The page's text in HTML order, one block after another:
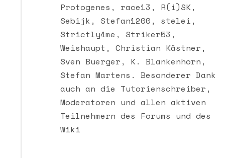
Protogenes, race13, R(i)SK,
Sebijk, Stefan1200, stelei,
Strictly4me, Striker53,
Weishaupt, Christian Kästner,
Sven Buerger, K. Blankenhorn,
Stefan Martens. Besonderer Dank
auch an die Tutorienschreiber,
Moderatoren und allen aktiven
Teilnehmern des Forums und des
Wiki